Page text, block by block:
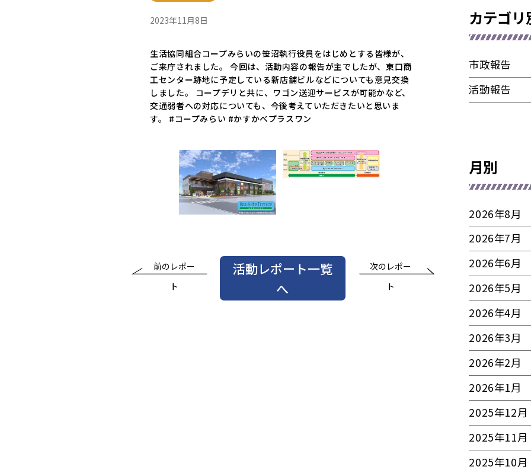
2023年11月8日
生活協同組合コープみらいの笹沼執行役員をはじめとする皆様が、
ご来庁されました。 今回は、活動内容の報告が主でしたが、東口商
工センター跡地に予定している新店舗ビルなどについても意見交換
しました。 コープデリと共に、ワゴン送迎サービスが可能かなど、
交通弱者への対応についても、今後考えていただきたいと思いま
す。 #コープみらい #かすかべプラスワン
前のレポー
ト
活動レポート一覧
へ
次のレポー
ト
カテゴリ
市政報告
活動報告
月別
2026年8月
2026年7月
2026年6月
2026年5月
2026年4月
2026年3月
2026年2月
2026年1月
2025年12月
2025年11月
2025年10月